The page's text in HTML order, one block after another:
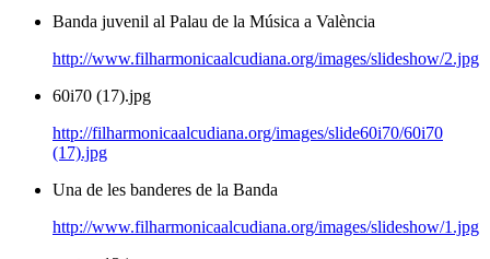
Banda juvenil al Palau de la Música a València
http://www.filharmonicaalcudiana.org/images/slideshow/2.jpg
60i70 (17).jpg
http://filharmonicaalcudiana.org/images/slide60i70/60i70
(17).jpg
Una de les banderes de la Banda
http://www.filharmonicaalcudiana.org/images/slideshow/1.jpg